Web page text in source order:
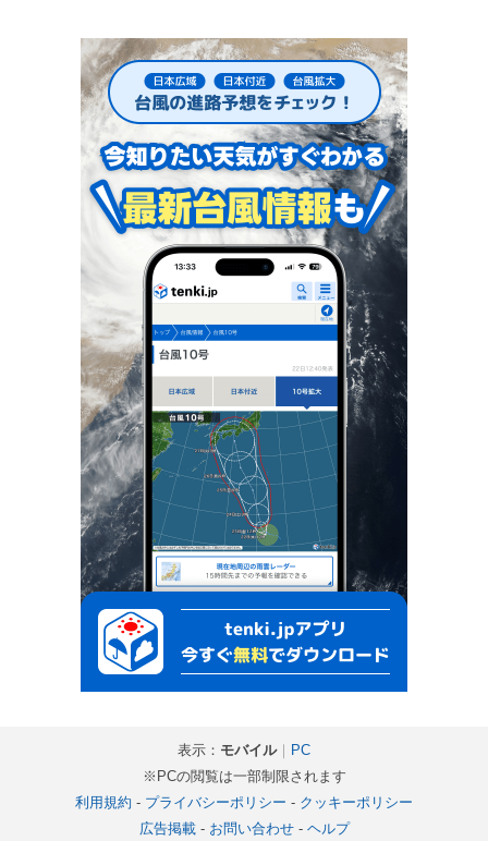
表示： モバイル｜ PC
※PCの閲覧は一部制限されます
利用規約 - プライバシーポリシー - クッキーポリシー
広告掲載- お問い合わせ- ヘルプ